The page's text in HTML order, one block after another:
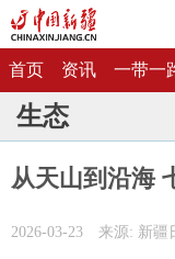
首页 资讯 一带一
生态
从天山到沿海
2026-03-23 来源: 新疆